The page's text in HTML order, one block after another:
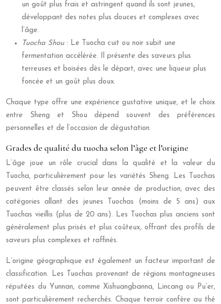
un goût plus frais et astringent quand ils sont jeunes,
développant des notes plus douces et complexes avec
l’âge.
Tuocha Shou : Le Tuocha cuit ou noir subit une
fermentation accélérée. Il présente des saveurs plus
terreuses et boisées dès le départ, avec une liqueur plus
foncée et un goût plus doux.
Chaque type offre une expérience gustative unique, et le choix
entre Sheng et Shou dépend souvent des préférences
personnelles et de l’occasion de dégustation.
Grades de qualité du tuocha selon l’âge et l’origine
L’âge joue un rôle crucial dans la qualité et la valeur du
Tuocha, particulièrement pour les variétés Sheng. Les Tuochas
peuvent être classés selon leur année de production, avec des
catégories allant des jeunes Tuochas (moins de 5 ans) aux
Tuochas vieillis (plus de 20 ans). Les Tuochas plus anciens sont
généralement plus prisés et plus coûteux, offrant des profils de
saveurs plus complexes et raffinés.
L’origine géographique est également un facteur important de
classification. Les Tuochas provenant de régions montagneuses
réputées du Yunnan, comme Xishuangbanna, Lincang ou Pu’er,
sont particulièrement recherchés. Chaque terroir confère au thé